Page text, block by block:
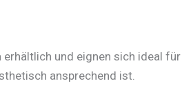
und eignen sich ideal
ansprechend ist.